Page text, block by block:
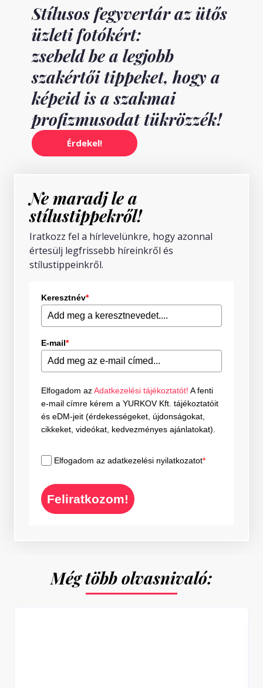
Ne maradj le a
stílustippekről!
Iratkozz fel a hírlevelünkre, hogy azonnal
értesülj legfrissebb híreinkről és
stílustippeinkről.
Keresztnév*
E-mail*
Elfogadom azAdatkezelési tájékoztatót! A fenti
e-mail címre kérem a YURKOV Kft. tájékoztatóit
és eDM-jeit (érdekességeket, újdonságokat,
cikkeket, videókat, kedvezményes ajánlatokat).
Elfogadom az adatkezelési nyilatkozatot*
Feliratkozom!
Stílusos fegyvertár az ütős
üzleti fotókért:
zsebeld be a legjobb
szakértői tippeket, hogy a
képeid is a szakmai
profizmusodat tükrözzék!
Érdekel!
Még több olvasnivaló: